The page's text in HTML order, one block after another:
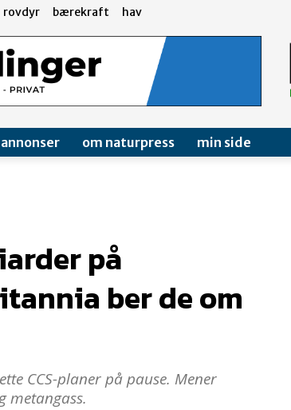
rovdyr bærekraft hav
annonser om naturpress min side
på
ber de om
CCS-planer på pause. Mener
metangass.